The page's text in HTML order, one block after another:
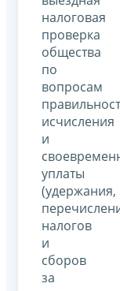
налоговая
проверка
общества
по
вопросам
исчисления
и
уплаты
(удержания,
налогов
и
сборов
за